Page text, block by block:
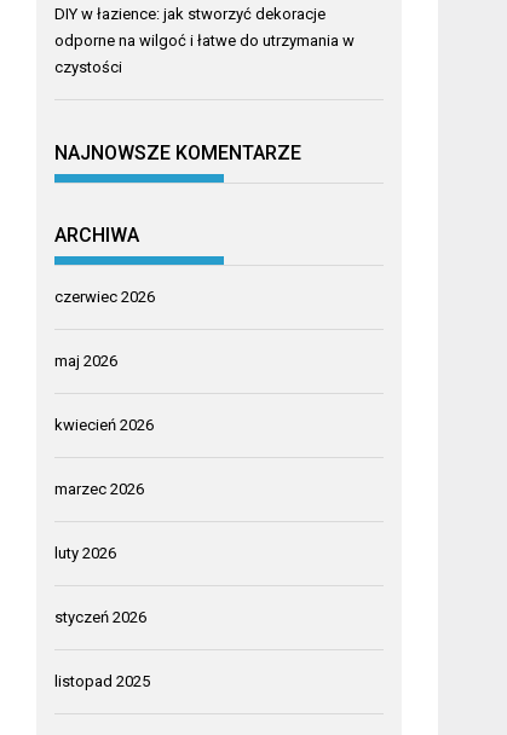
DIY w łazience: jak stworzyć dekoracje
odporne na wilgoć i łatwe do utrzymania w
czystości
NAJNOWSZE KOMENTARZE
ARCHIWA
czerwiec 2026
maj 2026
kwiecień 2026
marzec 2026
luty 2026
styczeń 2026
listopad 2025